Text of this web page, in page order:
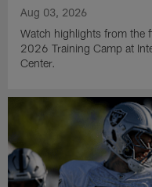
Aug 03, 2026
Watch highlights from the
2026 Training Camp at
Center.